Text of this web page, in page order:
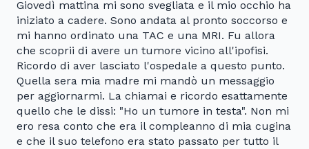
Giovedì mattina mi sono svegliata e il mio occhio ha
iniziato a cadere. Sono andata al pronto soccorso e
mi hanno ordinato una TAC e una MRI. Fu allora
che scoprii di avere un tumore vicino all'ipofisi.
Ricordo di aver lasciato l'ospedale a questo punto.
Quella sera mia madre mi mandò un messaggio
per aggiornarmi. La chiamai e ricordo esattamente
quello che le dissi: "Ho un tumore in testa". Non mi
ero resa conto che era il compleanno di mia cugina
e che il suo telefono era stato passato per tutto il